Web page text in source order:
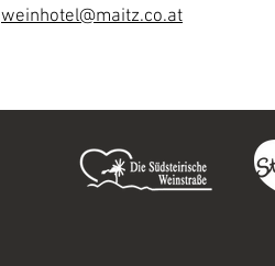
weinhotel@maitz.co.at